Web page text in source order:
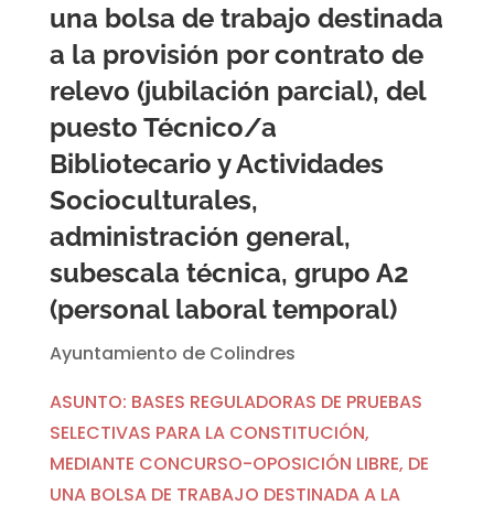
una bolsa de trabajo destinada
a la provisión por contrato de
relevo (jubilación parcial), del
puesto Técnico/a
Bibliotecario y Actividades
Socioculturales,
administración general,
subescala técnica, grupo A2
(personal laboral temporal)
Ayuntamiento de Colindres
ASUNTO: BASES REGULADORAS DE PRUEBAS
SELECTIVAS PARA LA CONSTITUCIÓN,
MEDIANTE CONCURSO-OPOSICIÓN LIBRE, DE
UNA BOLSA DE TRABAJO DESTINADA A LA